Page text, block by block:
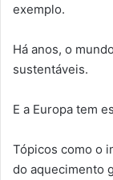
exemplo.
Há anos, o
sustentáveis.
E a Europa tem
Tópicos como o
do aquecimento